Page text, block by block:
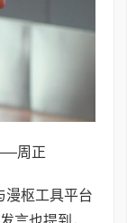
周正
漫枢工具平台